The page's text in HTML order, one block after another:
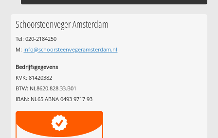
Schoorsteenveger Amsterdam
Tel: 020-2184250
M: info@schoorsteenvegeramsterdam.nl
Bedrijfsgegevens
KVK: 81420382
BTW: NL8620.828.33.B01
IBAN: NL65 ABNA 0493 9717 93